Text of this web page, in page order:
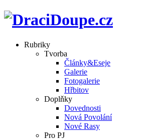
Rubriky
Tvorba
Články&Eseje
Galerie
Fotogalerie
Hřbitov
Doplňky
Dovednosti
Nová Povolání
Nové Rasy
Pro PJ